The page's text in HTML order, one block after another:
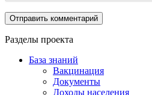
Разделы проекта
База знаний
Вакцинация
Документы
Доходы населения